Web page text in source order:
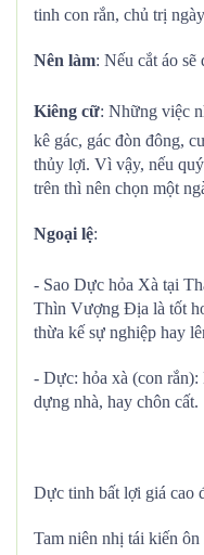
tinh con rắn, chủ trị
Nên làm: Nếu cắt áo sẽ
Kiêng cữ: Những việc
kê gác, gác đòn đông,
thủy lợi. Vì vậy, nếu
trên thì nên chọn một
Ngoại lệ:
- Sao Dực hỏa Xà tại
Thìn Vượng Địa là tốt
thừa kế sự nghiệp hay
- Dực: hỏa xà (con
dựng nhà, hay chôn cất.
Dực tinh bất lợi giá cao
Tam niên nhị tái kiến ôn